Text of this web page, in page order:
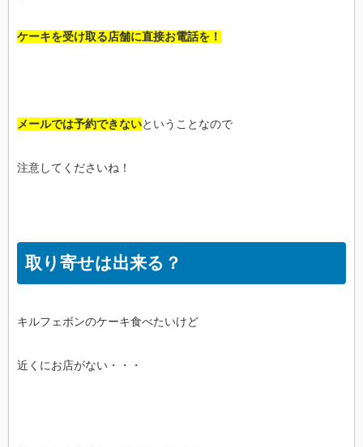
ケーキを受け取る店舗に直接お電話を！
メールでは予約できないということなので
注意してくださいね！
取り寄せは出来る？
キルフェボンのケーキ食べたいけど
近くにお店がない・・・